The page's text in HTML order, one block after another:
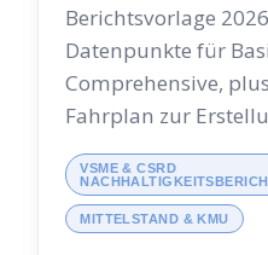
Berichtsvorlage
Datenpunkte für
Comprehensive,
Fahrplan zur
VSME & CSRD
MITTELSTAND & KMU